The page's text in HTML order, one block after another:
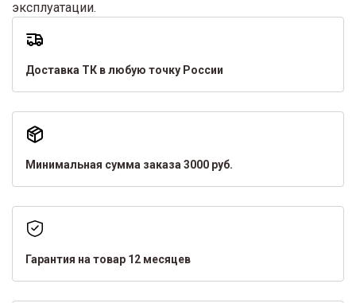
эксплуатации.
Доставка ТК в любую точку России
Минимальная сумма заказа 3000 руб.
Гарантия на товар 12 месяцев